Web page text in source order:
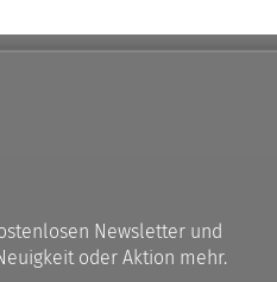
Newsletter und
oder Aktion mehr.